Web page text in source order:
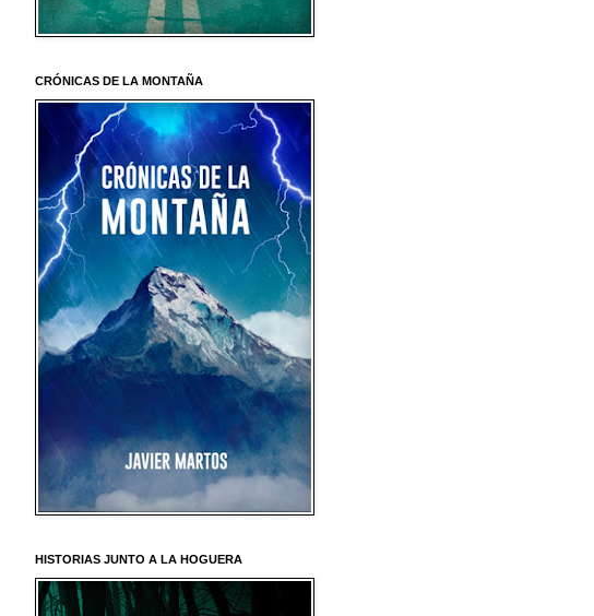
CRÓNICAS DE LA MONTAÑA
HISTORIAS JUNTO A LA HOGUERA